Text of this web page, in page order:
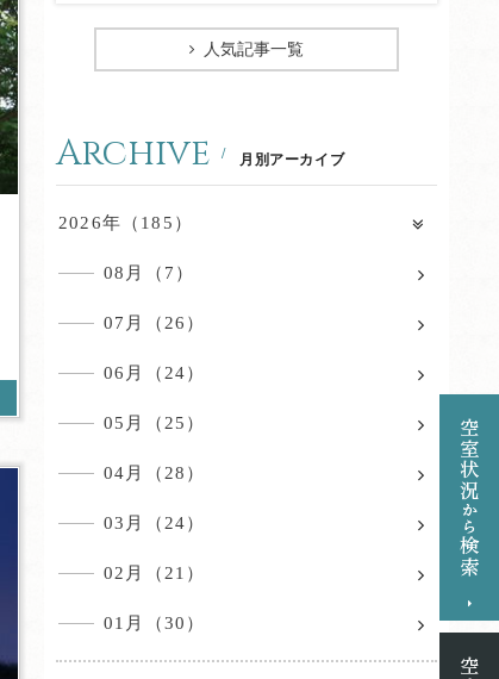
人気記事一覧
Archive 月別アーカイブ
2026年（185）
08月（7）
07月（26）
06月（24）
05月（25）
04月（28）
03月（24）
02月（21）
01月（30）